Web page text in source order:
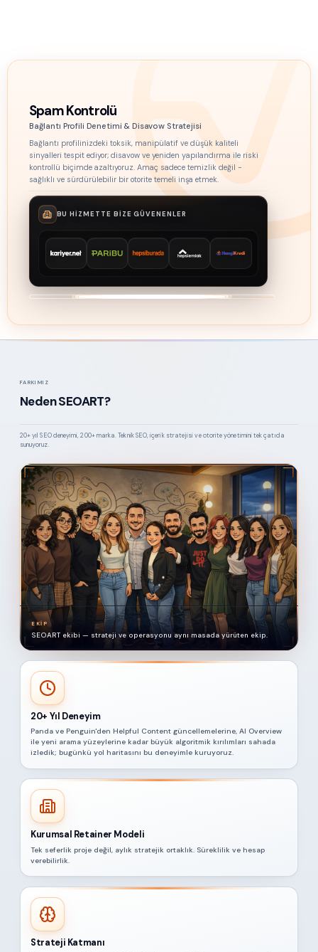
Spam Kontrolü
Bağlantı Profili Denetimi & Disavow Stratejisi
Bağlantı profilinizdeki toksik, manipülatif ve düşük kaliteli
sinyalleri tespit ediyor; disavow ve yeniden yapılandırma ile riski
kontrollü biçimde azaltıyoruz. Amaç sadece temizlik değil -
sağlıklı ve sürdürülebilir bir otorite temeli inşa etmek.
BU HIZMETTE BIZE GÜVENENLER
Kariyer.netParibu HepsiburadaHepsi EmlakHangiKredi
FARKIMIZ
Neden SEOART?
20+ yıl SEO deneyimi, 200+ marka. Teknik SEO, içerik stratejisi ve otorite yönetimini tek çatıda
sunuyoruz.
EKIP
SEOART ekibi — strateji ve operasyonu aynı masada yürüten ekip.
20+ Yıl Deneyim
Panda ve Penguin'den Helpful Content güncellemelerine, AI Overview
ile yeni arama yüzeylerine kadar büyük algoritmik kırılımları sahada
izledik; bugünkü yol haritasını bu deneyimle kuruyoruz.
Kurumsal Retainer Modeli
Tek seferlik proje değil, aylık stratejik ortaklık. Süreklilik ve hesap
verebilirlik.
Strateji Katmanı